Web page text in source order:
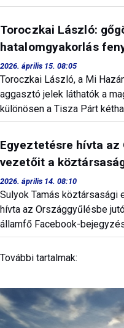
Toroczkai László:
hatalomgyakorlás
2026. április 15. 08:05
Toroczkai László, a Mi
aggasztó jelek láthatók a
különösen a Tisza Párt
Egyeztetésre hívta
vezetőit a
2026. április 14. 08:10
Sulyok Tamás
hívta az Országgyűlésbe
államfő Facebook-
További tartalmak: